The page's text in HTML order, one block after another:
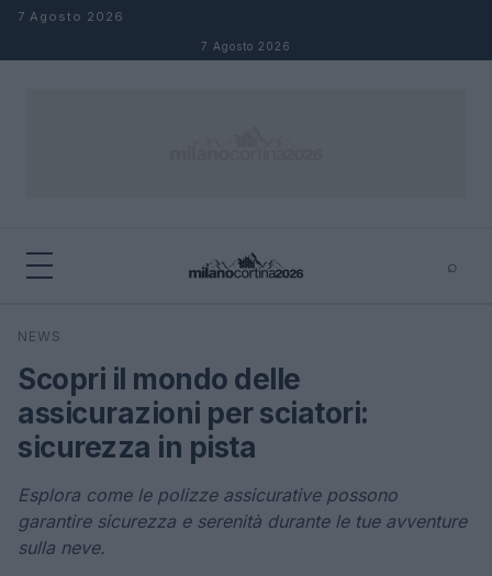
Salta al contenuto
7 Agosto 2026
7 Agosto 2026
⌕
Cerca
NEWS
Scopri il mondo delle
assicurazioni per sciatori:
sicurezza in pista
Esplora come le polizze assicurative possono
garantire sicurezza e serenità durante le tue avventure
sulla neve.